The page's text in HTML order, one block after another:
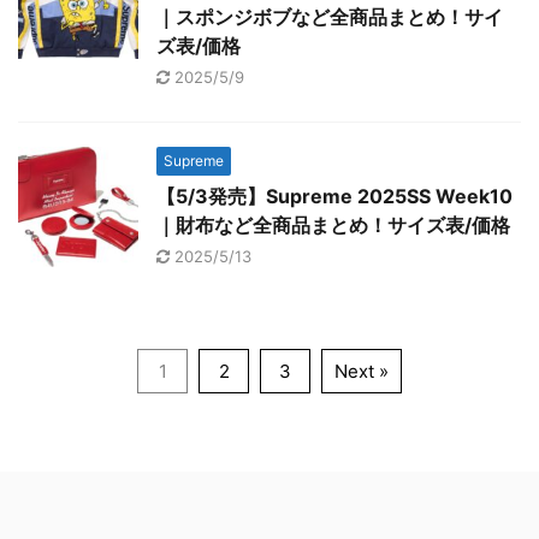
｜スポンジボブなど全商品まとめ！サイ
ズ表/価格
2025/5/9
Supreme
【5/3発売】Supreme 2025SS Week10
｜財布など全商品まとめ！サイズ表/価格
2025/5/13
1 2 3 Next »